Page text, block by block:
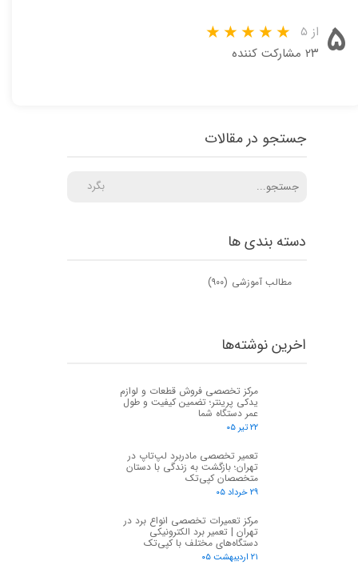
۵ از ۵
۲۳ مشارکت کننده
دسته بندی ها
مطالب آموزشی (۹۰۰)
جستجو در مقالات
بگرد
اخرین نوشته‌ها
مرکز تخصصی فروش قطعات و لوازم
یدکی پرینتر؛ تضمین کیفیت و طول
عمر دستگاه شما
۲۲ تیر ۰۵
تعمیر تخصصی مادربرد لپ‌تاپ در
تهران؛ بازگشت به زندگی با دستان
متخصصان کپی‌تک
۲۹ خرداد ۰۵
مرکز تعمیرات تخصصی انواع برد در
تهران | تعمیر برد الکترونیکی
دستگاه‌های مختلف با کپی‌تک
۲۱ اردیبهشت ۰۵